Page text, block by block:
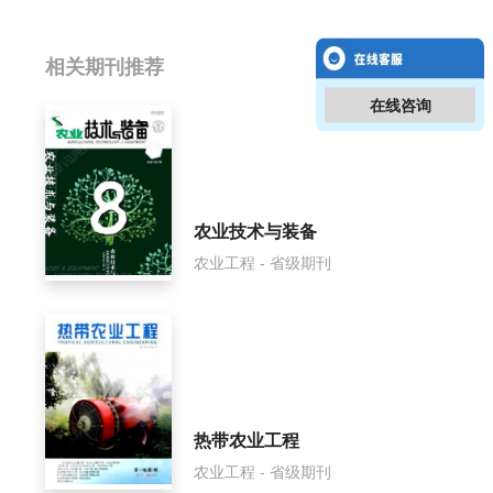
相关提问
福建农机影响因子是多少？
福建农机怎么样？
福建农机面费如何收取？
福建农机是什么级别刊物？
福建农机是国家级期刊吗？
相关期刊推荐
农业技术与装备
农业工程 - 省级期刊
热带农业工程
农业工程 - 省级期刊
在线咨询